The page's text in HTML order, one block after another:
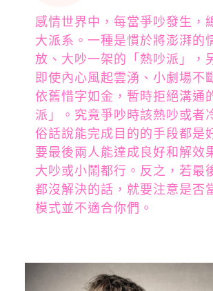
感情世界中，每當爭吵發生，
大派系。一種是慣於將澎湃的
放、大吵一架的「熱吵派」，
即使內心風起雲湧、小劇場不
依舊惜字如金，暫時拒絕溝通
派」。究竟爭吵時該熱吵或者
俗話說能完成目的的手段都是
要最後兩人能達成良好和解效
大吵或小鬧都行。反之，若最
都沒解決的話，就要注意是否
模式並不適合你們。